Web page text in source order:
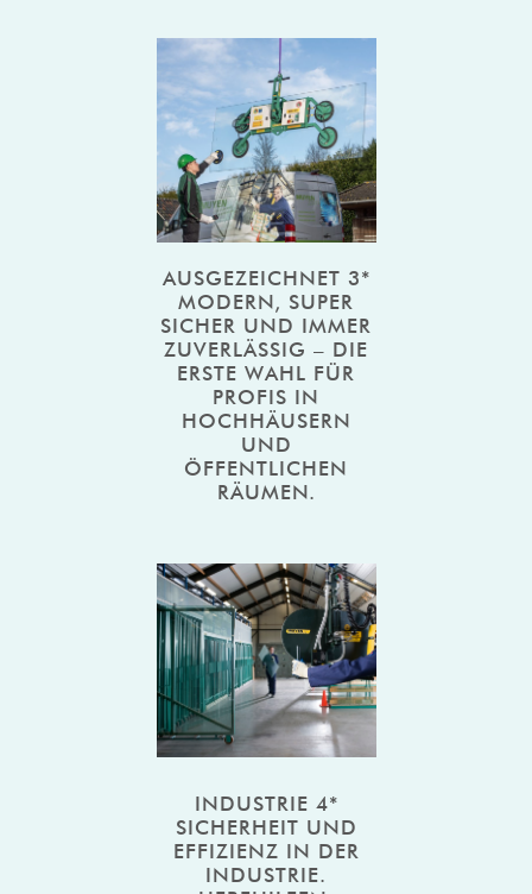
AUSGEZEICHNET 3*
MODERN, SUPER
SICHER UND IMMER
ZUVERLÄSSIG – DIE
ERSTE WAHL FÜR
PROFIS IN
HOCHHÄUSERN
UND
ÖFFENTLICHEN
RÄUMEN.
INDUSTRIE 4*
SICHERHEIT UND
EFFIZIENZ IN DER
INDUSTRIE.